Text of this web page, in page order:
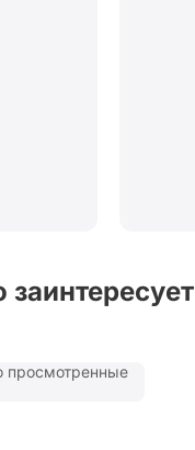
просмотренные